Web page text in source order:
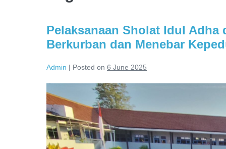
Pelaksanaan Sholat Idul Adha
Berkurban dan Menebar
Admin | Posted on 6 June 2025
Pelaksanaan
Sholat
Idul
Adha
di